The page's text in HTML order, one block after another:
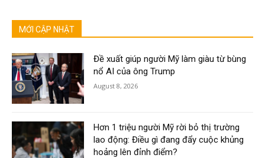
MỚI CẬP NHẬT
Đề xuất giúp người Mỹ làm giàu từ bùng
nổ AI của ông Trump
August 8, 2026
Hơn 1 triệu người Mỹ rời bỏ thị trường
lao động: Điều gì đang đẩy cuộc khủng
hoảng lên đỉnh điểm?